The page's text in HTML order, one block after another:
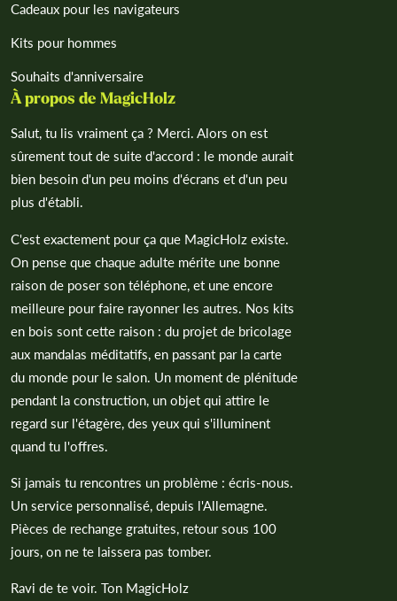
Cadeaux pour les navigateurs
Kits pour hommes
Souhaits d'anniversaire
À propos de MagicHolz
Salut, tu lis vraiment ça ? Merci. Alors on est
sûrement tout de suite d'accord : le monde aurait
bien besoin d'un peu moins d'écrans et d'un peu
plus d'établi.
C'est exactement pour ça que MagicHolz existe.
On pense que chaque adulte mérite une bonne
raison de poser son téléphone, et une encore
meilleure pour faire rayonner les autres. Nos kits
en bois sont cette raison : du projet de bricolage
aux mandalas méditatifs, en passant par la carte
du monde pour le salon. Un moment de plénitude
pendant la construction, un objet qui attire le
regard sur l'étagère, des yeux qui s'illuminent
quand tu l'offres.
Si jamais tu rencontres un problème : écris-nous.
Un service personnalisé, depuis l'Allemagne.
Pièces de rechange gratuites, retour sous 100
jours, on ne te laissera pas tomber.
Ravi de te voir. Ton MagicHolz